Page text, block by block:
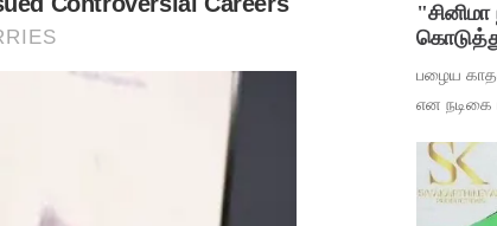
பழைய
என நடிகை